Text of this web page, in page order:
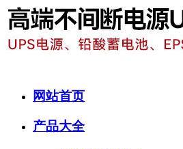
网站首页
产品大全